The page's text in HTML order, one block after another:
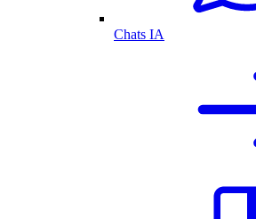
Chats IA